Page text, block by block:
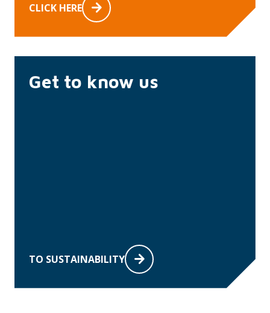
CLICK HERE
Get to know us
TO SUSTAINABILITY